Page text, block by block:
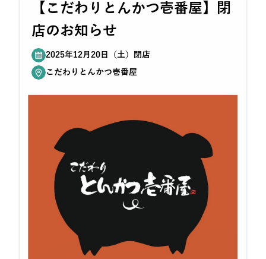
【こだわりとんかつ壱番屋】閉
店のお知らせ
2025年12月20日（土）閉店
こだわりとんかつ壱番屋